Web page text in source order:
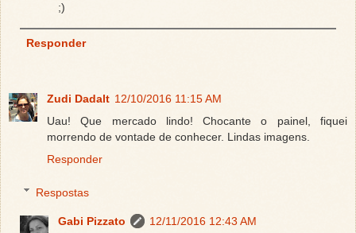
;)
Responder
Zudi Dadalt 12/10/2016 11:15 AM
Uau! Que mercado lindo! Chocante o painel, fiquei
morrendo de vontade de conhecer. Lindas imagens.
Responder
Respostas
Gabi Pizzato
12/11/2016 12:43 AM